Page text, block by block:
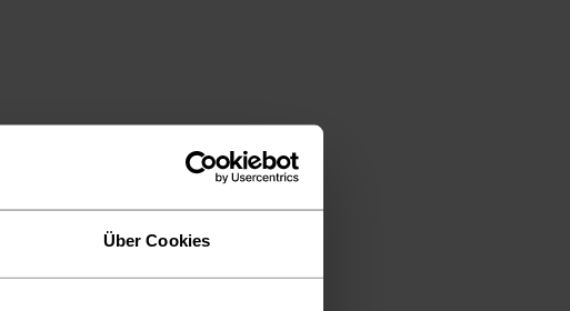
Über Cookies